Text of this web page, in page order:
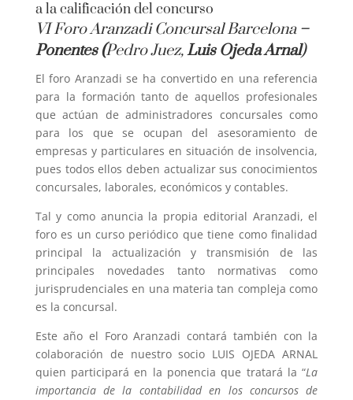
a la calificación del concurso
VI Foro Aranzadi Concursal Barcelona –
Ponentes (Pedro Juez,Luis Ojeda Arnal)
El foro Aranzadi se ha convertido en una referencia
para la formación tanto de aquellos profesionales
que actúan de administradores concursales como
para los que se ocupan del asesoramiento de
empresas y particulares en situación de insolvencia,
pues todos ellos deben actualizar sus conocimientos
concursales, laborales, económicos y contables.
Tal y como anuncia la propia editorial Aranzadi, el
foro es un curso periódico que tiene como finalidad
principal la actualización y transmisión de las
principales novedades tanto normativas como
jurisprudenciales en una materia tan compleja como
es la concursal.
Este año el Foro Aranzadi contará también con la
colaboración de nuestro socio LUIS OJEDA ARNAL
quien participará en la ponencia que tratará la “La
importancia de la contabilidad en los concursos de